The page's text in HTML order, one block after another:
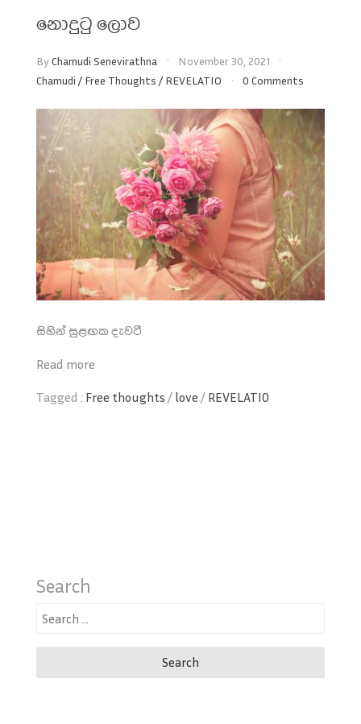
නොදුටු ලොව
ByChamudi Senevirathna
November 30, 2021
Chamudi / Free Thoughts / REVELATIO 0 Comments
සිහින්සුළඟකදැවටී
Read more
Tagged : Free thoughts / love / REVELATIO
Search
Search